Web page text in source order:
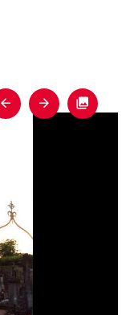
Previous
Next